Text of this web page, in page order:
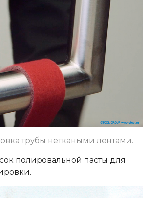
трубы неткаными лентами.
полировальной пасты для